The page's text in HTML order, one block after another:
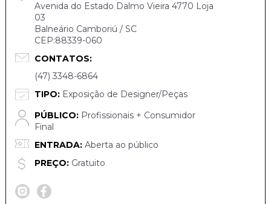
Avenida do Estado Dalmo Vieira 4770 Loja
03
Balneário Camboriú / SC
CEP:88339-060
CONTATOS:
(47) 3348-6864
TIPO:Exposição de Designer/Peças
PÚBLICO:Profissionais + Consumidor
Final
ENTRADA:Aberta ao público
PREÇO:Gratuito